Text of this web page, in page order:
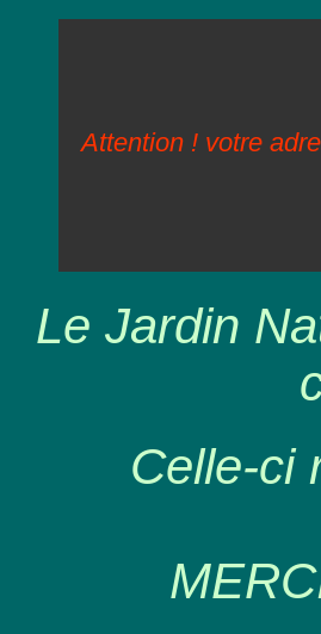
Attention ! votre
Le Jardin
Celle-ci